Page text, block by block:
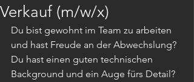
Verkauf (m/w/x)
Du bist gewohnt im Team zu arbeiten
und hast Freude an der Abwechslung?
Du hast einen guten technischen
Background und ein Auge fürs Detail?